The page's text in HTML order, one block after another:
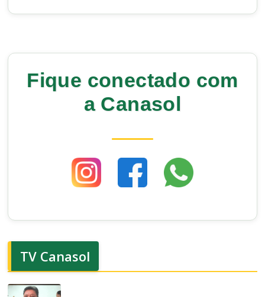
Fique conectado com
a Canasol
TV Canasol